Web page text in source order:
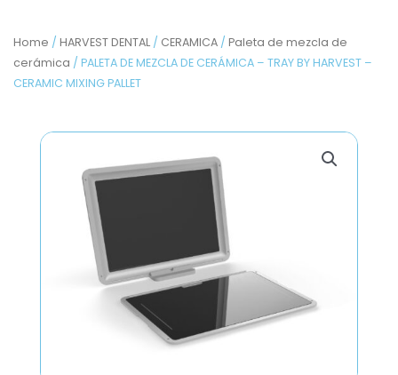
Home / HARVEST DENTAL / CERAMICA / Paleta de mezcla de
cerámica / PALETA DE MEZCLA DE CERÁMICA – TRAY BY HARVEST –
CERAMIC MIXING PALLET